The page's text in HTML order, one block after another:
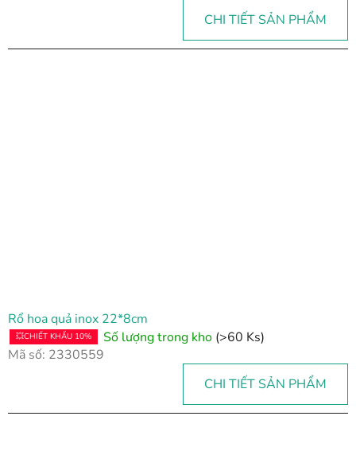
CHI TIẾT SẢN PHẨM
Rổ hoa quả inox 22*8cm
💥CHIẾT KHẤU 10% Số lượng trong kho (>60 Ks)
Mã số: 2330559
CHI TIẾT SẢN PHẨM